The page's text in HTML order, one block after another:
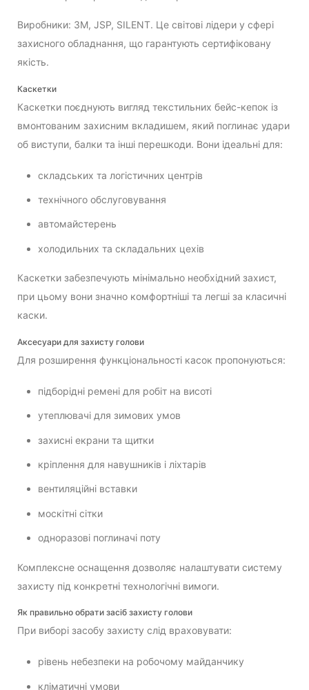
Виробники: 3M, JSP, SILENT. Це світові лідери у сфері
захисного обладнання, що гарантують сертифіковану
якість.
Каскетки
Каскетки поєднують вигляд текстильних бейс-кепок із
вмонтованим захисним вкладишем, який поглинає удари
об виступи, балки та інші перешкоди. Вони ідеальні для:
складських та логістичних центрів
технічного обслуговування
автомайстерень
холодильних та складальних цехів
Каскетки забезпечують мінімально необхідний захист,
при цьому вони значно комфортніші та легші за класичні
каски.
Аксесуари для захисту голови
Для розширення функціональності касок пропонуються:
підборідні ремені для робіт на висоті
утеплювачі для зимових умов
захисні екрани та щитки
кріплення для навушників і ліхтарів
вентиляційні вставки
москітні сітки
одноразові поглиначі поту
Комплексне оснащення дозволяє налаштувати систему
захисту під конкретні технологічні вимоги.
Як правильно обрати засіб захисту голови
При виборі засобу захисту слід враховувати:
рівень небезпеки на робочому майданчику
кліматичні умови